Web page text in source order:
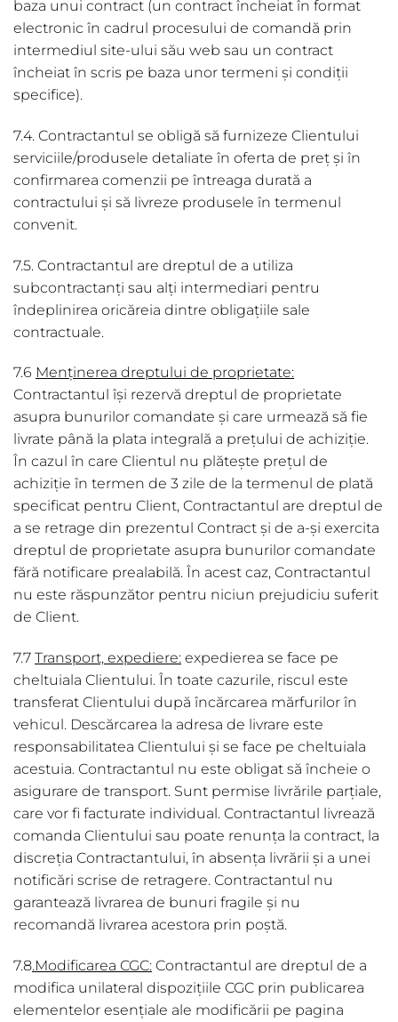
baza unui contract (un contract încheiat în format
electronic în cadrul procesului de comandă prin
intermediul site-ului său web sau un contract
încheiat în scris pe baza unor termeni și condiții
specifice).
7.4. Contractantul se obligă să furnizeze Clientului
serviciile/produsele detaliate în oferta de preț și în
confirmarea comenzii pe întreaga durată a
contractului și să livreze produsele în termenul
convenit.
7.5. Contractantul are dreptul de a utiliza
subcontractanți sau alți intermediari pentru
îndeplinirea oricăreia dintre obligațiile sale
contractuale.
7.6 Menţinerea dreptului de proprietate:
Contractantul își rezervă dreptul de proprietate
asupra bunurilor comandate și care urmează să fie
livrate până la plata integrală a prețului de achiziție.
În cazul în care Clientul nu plătește prețul de
achiziție în termen de 3 zile de la termenul de plată
specificat pentru Client, Contractantul are dreptul de
a se retrage din prezentul Contract și de a-și exercita
dreptul de proprietate asupra bunurilor comandate
fără notificare prealabilă. În acest caz, Contractantul
nu este răspunzător pentru niciun prejudiciu suferit
de Client.
7.7 Transport, expediere: expedierea se face pe
cheltuiala Clientului. În toate cazurile, riscul este
transferat Clientului după încărcarea mărfurilor în
vehicul. Descărcarea la adresa de livrare este
responsabilitatea Clientului și se face pe cheltuiala
acestuia. Contractantul nu este obligat să încheie o
asigurare de transport. Sunt permise livrările parțiale,
care vor fi facturate individual. Contractantul livrează
comanda Clientului sau poate renunţa la contract, la
discreția Contractantului, în absența livrării și a unei
notificări scrise de retragere. Contractantul nu
garantează livrarea de bunuri fragile și nu
recomandă livrarea acestora prin poștă.
7.8.Modificarea CGC: Contractantul are dreptul de a
modifica unilateral dispozițiile CGC prin publicarea
elementelor esențiale ale modificării pe pagina